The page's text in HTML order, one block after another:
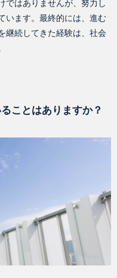
ではありませんが、努力し
います。最終的には、進む
継続してきた経験は、社会
ことはありますか？